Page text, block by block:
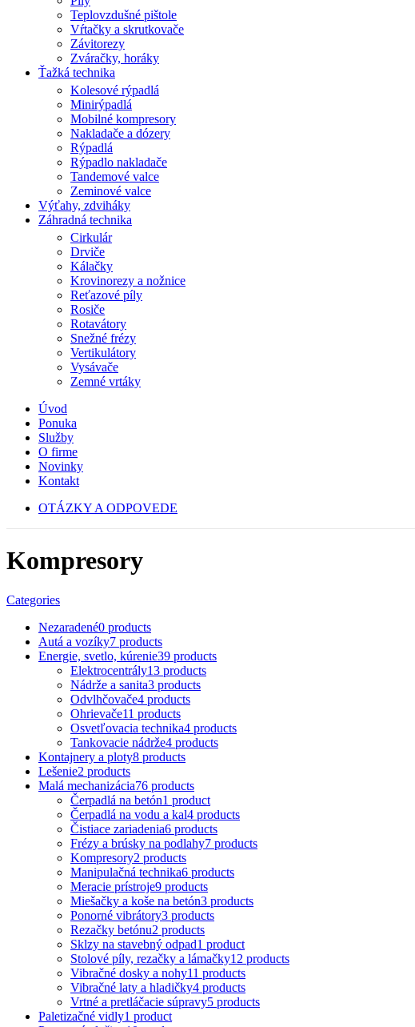
Teplovzdušné pištole
Vŕtačky a skrutkovače
Závitorezy
Zváračky, horáky
Ťažká technika
Kolesové rýpadlá
Minirýpadlá
Mobilné kompresory
Nakladače a dózery
Rýpadlá
Rýpadlo nakladače
Tandemové valce
Zeminové valce
Výťahy, zdviháky
Záhradná technika
Cirkulár
Drviče
Kálačky
Krovinorezy a nožnice
Reťazové píly
Rosiče
Rotavátory
Snežné frézy
Vertikulátory
Vysávače
Zemné vrtáky
Úvod
Ponuka
Služby
O firme
Novinky
Kontakt
OTÁZKY A ODPOVEDE
Kompresory
Categories
Nezaradené0 products
Autá a vozíky7 products
Energie, svetlo, kúrenie39 products
Elektrocentrály13 products
Nádrže a sanita3 products
Odvlhčovače4 products
Ohrievače11 products
Osvetľovacia technika4 products
Tankovacie nádrže4 products
Kontajnery a ploty8 products
Lešenie2 products
Malá mechanizácia76 products
Čerpadlá na betón1 product
Čerpadlá na vodu a kal4 products
Čistiace zariadenia6 products
Frézy a brúsky na podlahy7 products
Kompresory2 products
Manipulačná technika6 products
Meracie prístroje9 products
Miešačky a koše na betón3 products
Ponorné vibrátory3 products
Rezačky betónu2 products
Sklzy na stavebný odpad1 product
Stolové píly, rezačky a lámačky12 products
Vibračné dosky a nohy11 products
Vibračné laty a hladičky4 products
Vrtné a pretláčacie súpravy5 products
Paletizačné vidly1 product